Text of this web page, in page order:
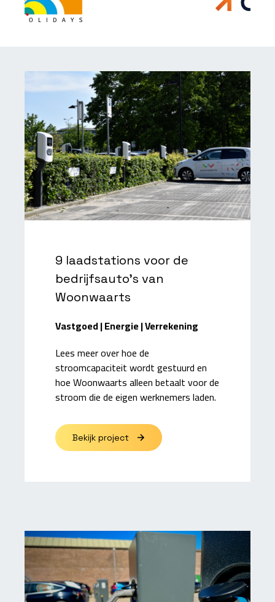
9 laadstations voor de
bedrijfsauto's van
Woonwaarts
Vastgoed | Energie | Verrekening
Lees meer over hoe de
stroomcapaciteit wordt gestuurd en
hoe Woonwaarts alleen betaalt voor de
stroom die de eigen werknemers laden.
Bekijk project